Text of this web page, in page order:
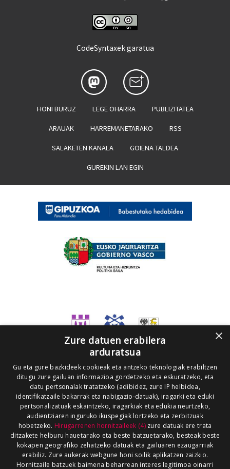
CodeSyntaxek garatua
HONI BURUZ LEGE OHARRA PUBLIZITATEA
ARAUAK HARREMANETARAKO RSS
SALAKETEN KANALA GOIENA TALDEA
GUREKIN LAN EGIN
×
Zure datuen erabilera
arduratsua
Gu eta gure bazkideek cookieak eta antzeko teknologiak erabiltzen
ditugu zure gailuan informazioa gordetzeko eta eskuratzeko, eta
datu pertsonalak tratatzeko (adibidez, zure IP helbidea,
identifikatzaile bakarrak eta nabigazio-datuak), iragarki eta eduki
pertsonalizatuak eskaintzeko, iragarkiak eta edukia neurtzeko,
audientziaren inguruko ikuspegiak lortzeko eta zerbitzuak
hobetzeko. Hirugarrenen hornitzaileek (4)zure datuak ere trata
ditzakete helburu hauetarako eta beste batzuetarako, besteak beste
kokapen geografiko zehatzeko datuak eta gailuaren ezaugarriak
erabiliz. Zure aukerak webgune honi soilik aplikatzen zaizkio.
Hornitzaile batzuek baimena beharrean interes legitimoa oinarri